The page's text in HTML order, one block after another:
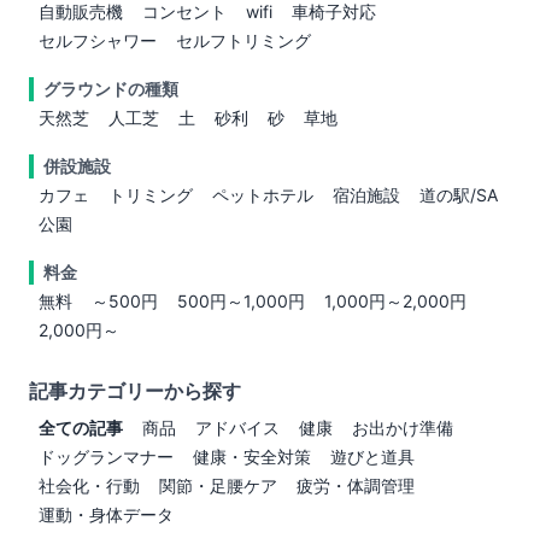
自動販売機
コンセント wifi
車椅子対応
セルフシャワー
セルフトリミング
グラウンドの種類
天然芝
人工芝 土 砂利 砂 草地
併設施設
カフェ
トリミング ペットホテル 宿泊施設
道の駅/SA
公園
料金
無料
～500円 500円～1,000円
1,000円～2,000円
2,000円～
記事カテゴリーから探す
全ての記事 商品 アドバイス 健康
お出かけ準備
ドッグランマナー
健康・安全対策
遊びと道具
社会化・行動
関節・足腰ケア
疲労・体調管理
運動・身体データ